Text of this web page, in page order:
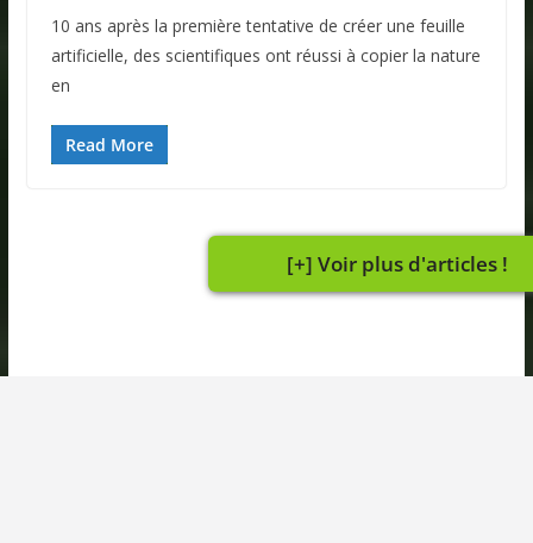
10 ans après la première tentative de créer une feuille
artificielle, des scientifiques ont réussi à copier la nature
en
Read More